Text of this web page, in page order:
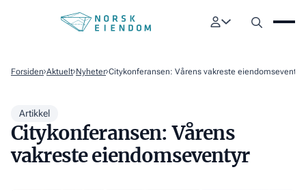
Forsiden Aktuelt Nyheter Citykonferansen: Vårens vakreste eiendomseventyr
Artikkel
Citykonferansen: Vårens
vakreste eiendomseventyr